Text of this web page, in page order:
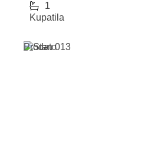
1
Kupatila
Prodato